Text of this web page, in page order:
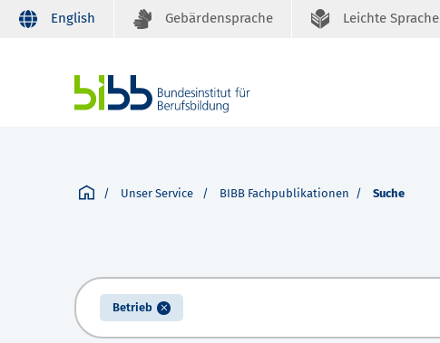
English Gebärdensprache Leichte Sprache
Unser Service BIBB Fachpublikationen Suche
Betrieb